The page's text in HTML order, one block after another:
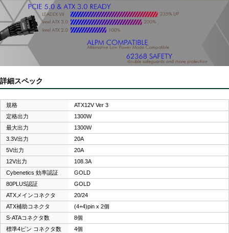
詳細スペック
規格
ATX12V Ver 3
定格出力
1300W
最大出力
1300W
3.3V出力
20A
5V出力
20A
12V出力
108.3A
Cybenetics 効率認証
GOLD
80PLUS認証
GOLD
ATXメインコネクタ
20/24
ATX補助コネクタ
(4+4)pin x 2個
S-ATAコネクタ数
8個
標準4ピン コネクタ数
4個